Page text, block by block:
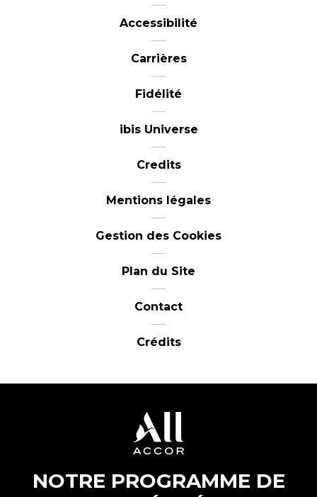
NOTRE PROGRAMME DE
Accessibilité
Carrières
Fidélité
ibis Universe
Credits
Mentions légales
Gestion des Cookies
Plan du Site
Contact
Crédits